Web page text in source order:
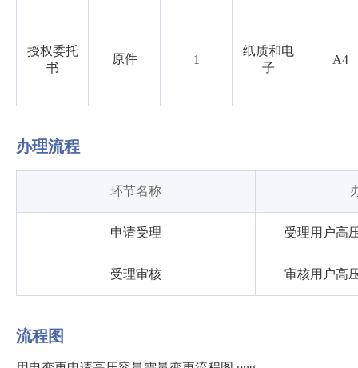
授权委托
书
原件 1
纸质和电
子
A4
办理流程
环节名称
申请受理 受理用户高
受理审核 审核用户高
流程图